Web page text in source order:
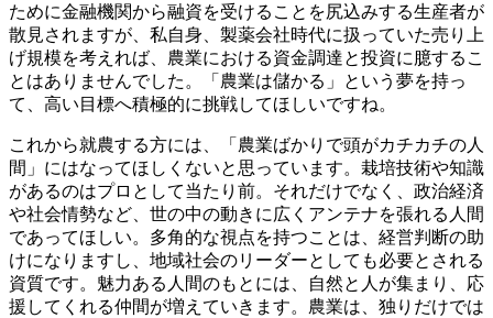
ために金融機関から融資を受けることを尻込みする生産者が
散見されますが、私自身、製薬会社時代に扱っていた売り上
げ規模を考えれば、農業における資金調達と投資に臆するこ
とはありませんでした。「農業は儲かる」という夢を持っ
て、高い目標へ積極的に挑戦してほしいですね。
これから就農する方には、「農業ばかりで頭がカチカチの人
間」にはなってほしくないと思っています。栽培技術や知識
があるのはプロとして当たり前。それだけでなく、政治経済
や社会情勢など、世の中の動きに広くアンテナを張れる人間
であってほしい。多角的な視点を持つことは、経営判断の助
けになりますし、地域社会のリーダーとしても必要とされる
資質です。魅力ある人間のもとには、自然と人が集まり、応
援してくれる仲間が増えていきます。農業は、独りだけでは